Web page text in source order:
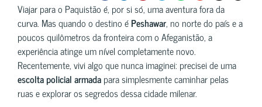
Viajar para o Paquistão é, por si só, uma aventura fora da
curva. Mas quando o destino éPeshawar, no norte do país e a
poucos quilômetros da fronteira com o Afeganistão, a
experiência atinge um nível completamente novo.
Recentemente, vivi algo que nunca imaginei: precisei de uma
escolta policial armadapara simplesmente caminhar pelas
ruas e explorar os segredos dessa cidade milenar.